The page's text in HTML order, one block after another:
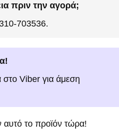
πριν την αγορά;
703536.
στο Viber για άμεση
το προϊόν τώρα!